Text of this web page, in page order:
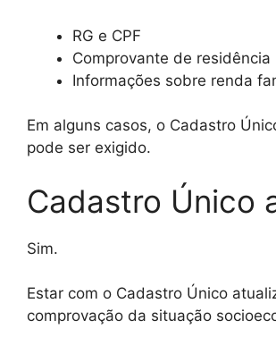
RG e CPF
Comprovante de residência
Informações sobre renda
Em alguns casos, o Cadastro
pode ser exigido.
Cadastro Único
Sim.
Estar com o Cadastro Único
comprovação da situação